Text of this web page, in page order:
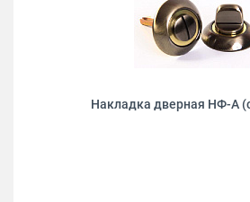
Накладка дверная НФ-А